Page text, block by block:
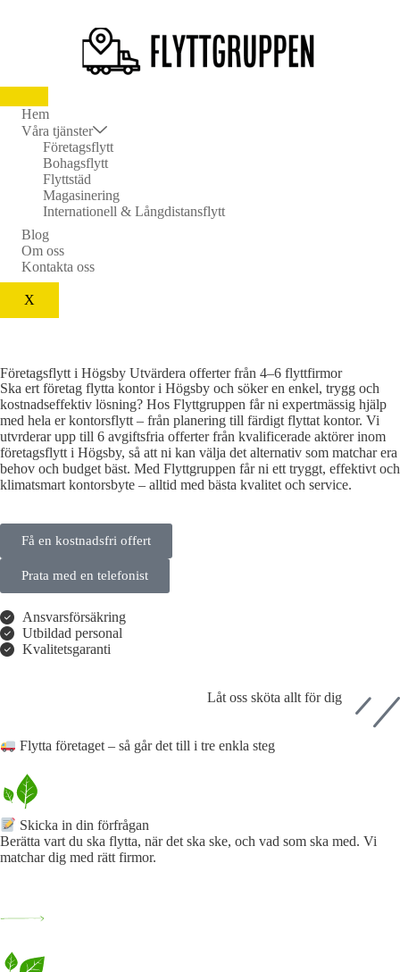
Hem
Våra tjänster
Företagsflytt
Bohagsflytt
Flyttstäd
Magasinering
Internationell & Långdistansflytt
Blog
Om oss
Kontakta oss
X
Företagsflytt i Högsby Utvärdera offerter från 4–6 flyttfirmor
Ska ert företag flytta kontor i Högsby och söker en enkel, trygg och
kostnadseffektiv lösning? Hos Flyttgruppen får ni expertmässig hjälp
med hela er kontorsflytt – från planering till färdigt flyttat kontor. Vi
utvrderar upp till 6 avgiftsfria offerter från kvalificerade aktörer inom
företagsflytt i Högsby, så att ni kan välja det alternativ som matchar era
behov och budget bäst. Med Flyttgruppen får ni ett tryggt, effektivt och
klimatsmart kontorsbyte – alltid med bästa kvalitet och service.
Få en kostnadsfri offert
Prata med en telefonist
Ansvarsförsäkring
Utbildad personal
Kvalitetsgaranti
Låt oss sköta allt för dig
Flytta företaget – så går det till i tre enkla steg
Skicka in din förfrågan​
Berätta vart du ska flytta, när det ska ske, och vad som ska med. Vi
matchar dig med rätt firmor.